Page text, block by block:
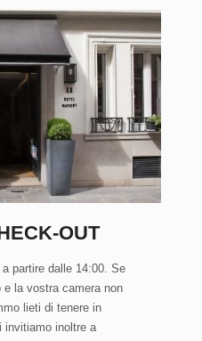
OUT
partire dalle 14:00. Se
la vostra camera non
lieti di tenere in
invitiamo inoltre a